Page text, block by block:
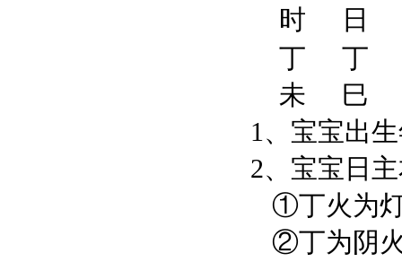
时 日
丁 丁
未 巳
1、宝宝出生
2、宝宝日
①丁火为灯
②丁为阴火